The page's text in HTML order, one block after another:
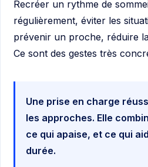
Recréer un rythme de
régulièrement, éviter les
prévenir un proche, réduire
Ce sont des gestes très
Une prise en charge
les approches. Elle
ce qui apaise, et ce qui
durée.